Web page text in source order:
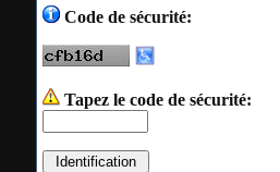
Code de sécurité:
Tapez le code de sécurité: